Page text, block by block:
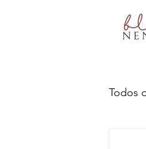
Todos